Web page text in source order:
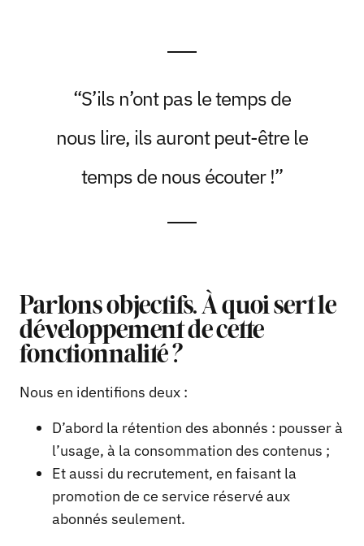
“S’ils n’ont pas le temps de
nous lire, ils auront peut-être le
temps de nous écouter !”
Parlons objectifs. À quoi sert le
développement de cette
fonctionnalité ?
Nous en identifions deux :
D’abord la rétention des abonnés : pousser à
l’usage, à la consommation des contenus ;
Et aussi du recrutement, en faisant la
promotion de ce service réservé aux
abonnés seulement.